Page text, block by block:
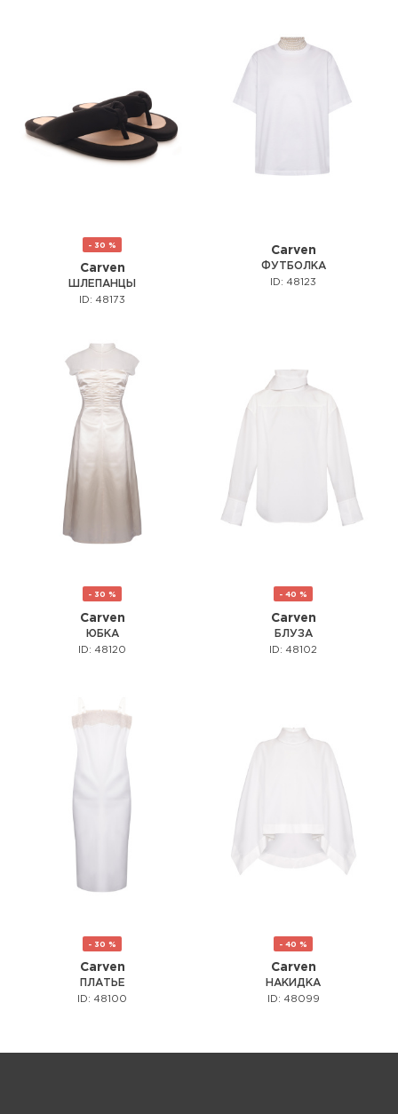
- 30 %
Carven
ШЛЕПАНЦЫ
ID: 48173
Carven
ФУТБОЛКА
ID: 48123
- 30 %
Carven
ЮБКА
ID: 48120
- 40 %
Carven
БЛУЗА
ID: 48102
- 30 %
Carven
ПЛАТЬЕ
ID: 48100
- 40 %
Carven
НАКИДКА
ID: 48099